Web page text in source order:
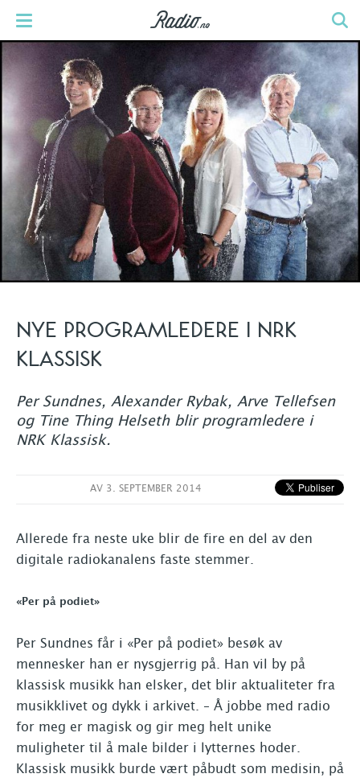
NYE PROGRAMLEDERE I NRK
KLASSISK
Per Sundnes, Alexander Rybak, Arve Tellefsen
og Tine Thing Helseth blir programledere i
NRK Klassisk.
AV 3. SEPTEMBER 2014
Allerede fra neste uke blir de fire en del av den
digitale radiokanalens faste stemmer.
«Per på podiet»
Per Sundnes får i «Per på podiet» besøk av
mennesker han er nysgjerrig på. Han vil by på
klassisk musikk han elsker, det blir aktualiteter fra
musikklivet og dykk i arkivet. – Å jobbe med radio
for meg er magisk og gir meg helt unike
muligheter til å male bilder i lytternes hoder.
Klassisk musikk burde vært påbudt som medisin, på